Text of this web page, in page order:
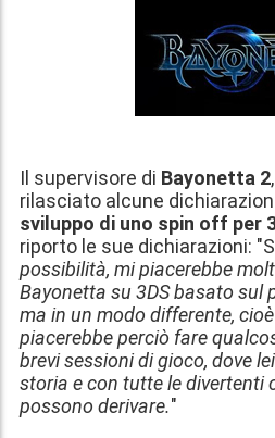
Il supervisore di Bayonetta 2,
rilasciato alcune
sviluppo di uno spin off per
riporto le sue dichiarazioni: "S
possibilità, mi piacerebbe
Bayonetta su 3DS basato sul
ma in un modo differente,
piacerebbe perciò fare
brevi sessioni di gioco, dove
storia e con tutte le divertenti
possono derivare."